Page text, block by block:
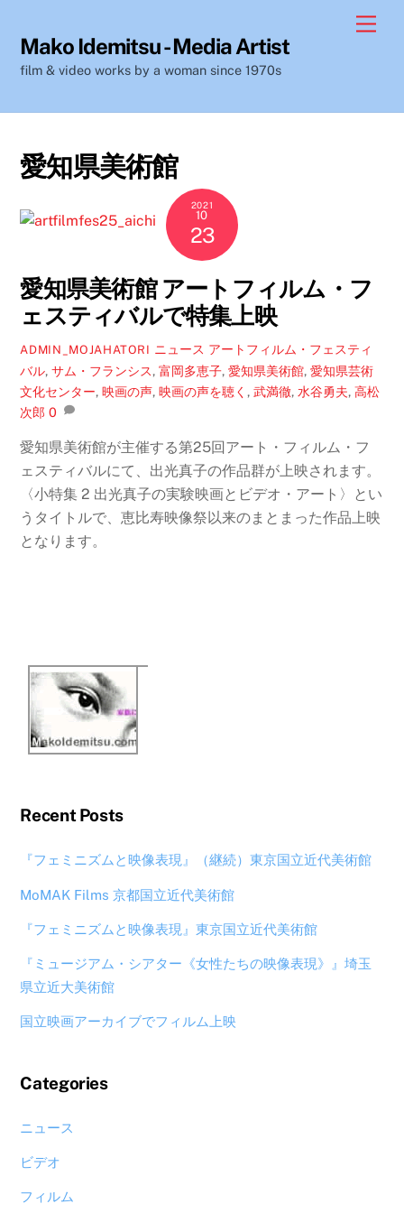
content
Mako Idemitsu - Media Artist
film & video works by a woman since 1970s
愛知県美術館
2021
10
23
愛知県美術館 アートフィルム・フ
ェスティバルで特集上映
ADMIN_MOJAHATORI ニュース アートフィルム・フェスティ
バル,サム・フランシス,富岡多恵子,愛知県美術館,愛知県芸術
文化センター,映画の声,映画の声を聴く ,武満徹,水谷勇夫,高松
次郎 0
愛知県美術館が主催する第25回アート・フィルム・フ
ェスティバルにて、出光真子の作品群が上映されます。
〈小特集 2 出光真子の実験映画とビデオ・アート〉とい
うタイトルで、恵比寿映像祭以来のまとまった作品上映
となります。
Recent Posts
『フェミニズムと映像表現』（継続）東京国立近代美術館
MoMAK Films 京都国立近代美術館
『フェミニズムと映像表現』東京国立近代美術館
『ミュージアム・シアター《女性たちの映像表現》』埼玉
県立近大美術館
国立映画アーカイブでフィルム上映
Categories
ニュース
ビデオ
フィルム